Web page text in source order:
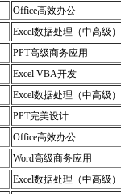
Office高效办公
Excel数据处理（中高级）
PPT高级商务应用
Excel VBA开发
Excel数据处理（中高级）
PPT完美设计
Office高效办公
Word高级商务应用
Excel数据处理（中高级）